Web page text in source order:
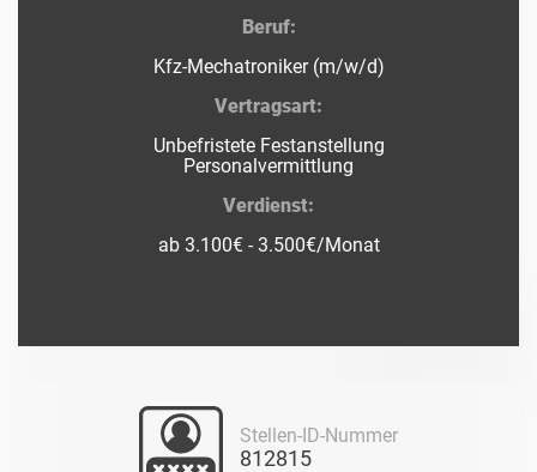
Beruf:
Kfz-Mechatroniker (m/w/d)
Vertragsart:
Unbefristete Festanstellung
Personalvermittlung
Verdienst:
ab 3.100€ - 3.500€/Monat
Stellen-ID-Nummer
812815